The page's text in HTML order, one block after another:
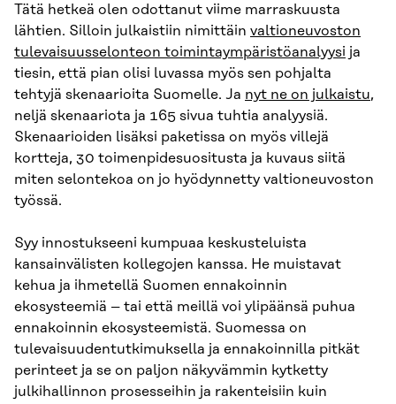
Tätä hetkeä olen odottanut viime marraskuusta
lähtien. Silloin julkaistiin nimittäin valtioneuvoston
tulevaisuusselonteon toimintaympäristöanalyysi ja
tiesin, että pian olisi luvassa myös sen pohjalta
tehtyjä skenaarioita Suomelle. Ja nyt ne on julkaistu,
neljä skenaariota ja 165 sivua tuhtia analyysiä.
Skenaarioiden lisäksi paketissa on myös villejä
kortteja, 30 toimenpidesuositusta ja kuvaus siitä
miten selontekoa on jo hyödynnetty valtioneuvoston
työssä.
Syy innostukseeni kumpuaa keskusteluista
kansainvälisten kollegojen kanssa. He muistavat
kehua ja ihmetellä Suomen ennakoinnin
ekosysteemiä – tai että meillä voi ylipäänsä puhua
ennakoinnin ekosysteemistä. Suomessa on
tulevaisuudentutkimuksella ja ennakoinnilla pitkät
perinteet ja se on paljon näkyvämmin kytketty
julkihallinnon prosesseihin ja rakenteisiin kuin